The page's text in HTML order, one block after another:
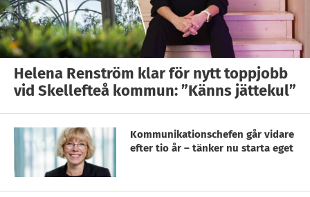
Helena Renström klar för nytt toppjobb
vid Skellefteå kommun: ”Känns jättekul”
Kommunikationschefen går vidare
efter tio år – tänker nu starta eget